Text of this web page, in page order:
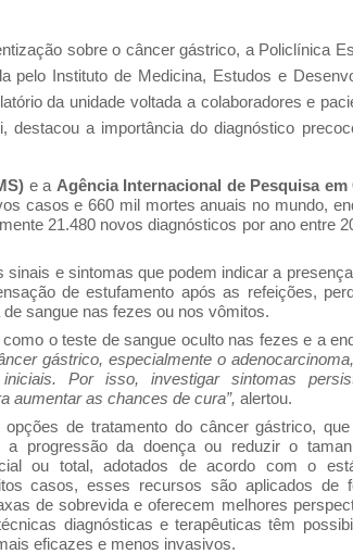
sobre o câncer gástrico, a Policlínica
pelo Instituto de Medicina, Estudos e
da unidade voltada a colaboradores e
destacou a importância do diagnóstico
e a Agência Internacional de Pesquisa em
casos e 660 mil mortes anuais no mundo,
21.480 novos diagnósticos por ano entre
e sintomas que podem indicar a
de estufamento após as refeições,
sangue nas fezes ou nos vômitos.
o teste de sangue oculto nas fezes e a
gástrico, especialmente o
Por isso, investigar sintomas
aumentar as chances de cura”, alertou.
de tratamento do câncer gástrico,
a progressão da doença ou reduzir o
ou total, adotados de acordo com o
casos, esses recursos são aplicados de
de sobrevida e oferecem melhores
diagnósticas e terapêuticas têm
eficazes e menos invasivos.